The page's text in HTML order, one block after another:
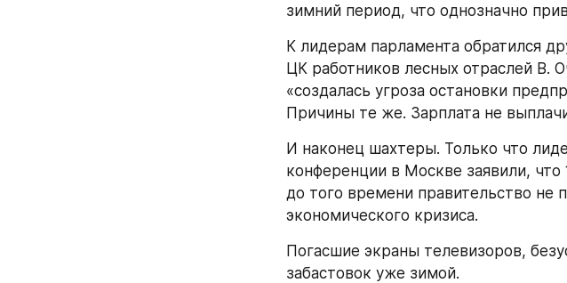
зимний период, что однозначно
К лидерам парламента обратился
ЦК работников лесных отраслей В.
«создалась угроза остановки
Причины те же. Зарплата не
И наконец шахтеры. Только что
конференции в Москве заявили, что
до того времени правительство не
экономического кризиса.
Погасшие экраны телевизоров,
забастовок уже зимой.